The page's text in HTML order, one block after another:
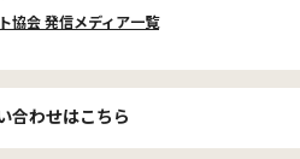
協会 発信メディア一覧
合わせはこちら